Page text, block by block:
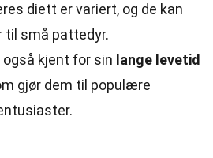
diett er variert, og de kan
til små pattedyr.
kjent for sin lange levetid
gjør dem til populære